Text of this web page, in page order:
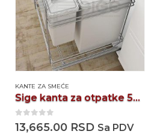
KANTE ZA SMEĆE
Sige kanta za otpatke 584
0out of 5
13,665.00 RSD Sa PDV